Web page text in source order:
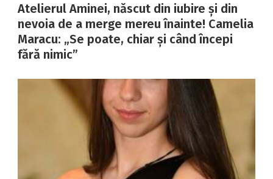
Atelierul Aminei, născut din iubire și din
nevoia de a merge mereu înainte! Camelia
Maracu: „Se poate, chiar și când începi
fără nimic”